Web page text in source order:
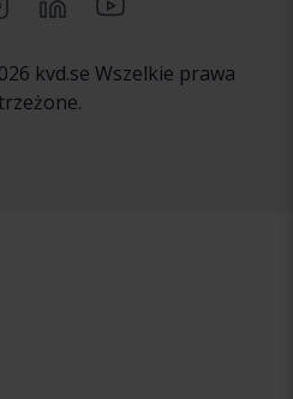
kvd.se Wszelkie prawa